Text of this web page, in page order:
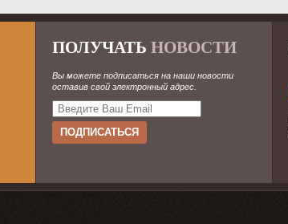
ПОЛУЧАТЬ НОВОСТИ
Вы можете подписаться на наши новости
оставив свой электронный адрес.